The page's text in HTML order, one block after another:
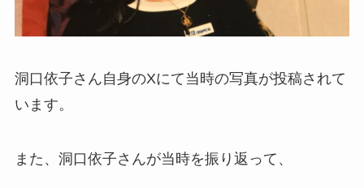
洞口依子さん自身のXにて当時の写真が投稿されて
います。
また、洞口依子さんが当時を振り返って、